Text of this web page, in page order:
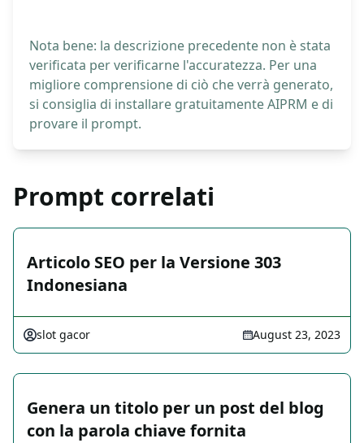
Nota bene: la descrizione precedente non è stata
verificata per verificarne l'accuratezza. Per una
migliore comprensione di ciò che verrà generato,
si consiglia di installare gratuitamente AIPRM e di
provare il prompt.
Prompt correlati
Articolo SEO per la Versione 303
Indonesiana
slot gacor August 23, 2023
Genera un titolo per un post del blog
con la parola chiave fornita